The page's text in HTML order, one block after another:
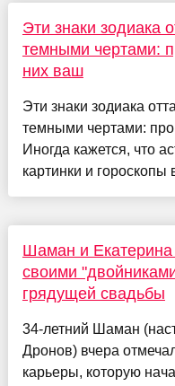
Эти знаки зодиака
темными чертами:
них ваш
Эти знаки зодиака
темными чертами:
Иногда кажется, что
картинки и гороскопы
Шаман и Екатерина
своими
грядущей свадьбы
34-летний Шаман
Дронов) вчера
карьеры, которую